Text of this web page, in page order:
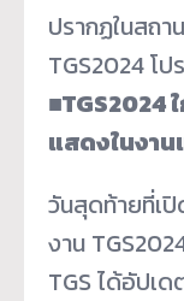
ปรากฏในสถ
TGS2024 โ
■TGS2024
แสดงในงา
วันสุดท้ายที่เ
งาน
TGS ได้อัปเ